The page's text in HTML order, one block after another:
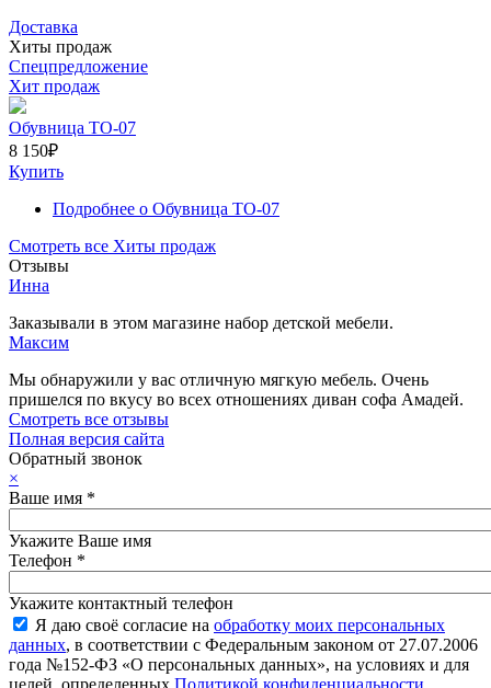
Доставка
Хиты продаж
Спецпредложение
Хит продаж
Обувница ТО-07
8 150₽
Купить
Подробнее о Обувница ТО-07
Смотреть все Хиты продаж
Отзывы
Инна
Заказывали в этом магазине набор детской мебели.
Максим
Мы обнаружили у вас отличную мягкую мебель. Очень
пришелся по вкусу во всех отношениях диван софа Амадей.
Смотреть все отзывы
Полная версия сайта
Обратный звонок
×
Ваше имя *
Укажите Ваше имя
Телефон *
Укажите контактный телефон
Я даю своё согласие на обработку моих персональных
данных, в соответствии с Федеральным законом от 27.07.2006
года №152-ФЗ «О персональных данных», на условиях и для
целей, определенных Политикой конфиденциальности